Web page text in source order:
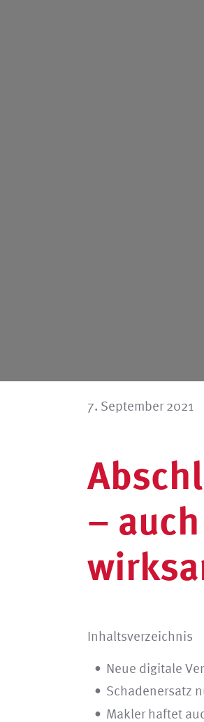
7. September 2021
–
Inhaltsverzeichnis
Neue digitale
Schadenersatz
Makler haftet